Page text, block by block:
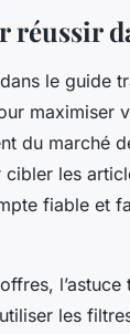
réussir
le guide
maximiser
du marché
les
fiable et
les